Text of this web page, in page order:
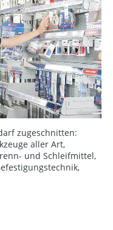
zugeschnitten:
aller Art,
und Schleifmittel,